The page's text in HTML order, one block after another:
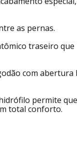
as pernas.
traseiro que
com
permite
total conforto.